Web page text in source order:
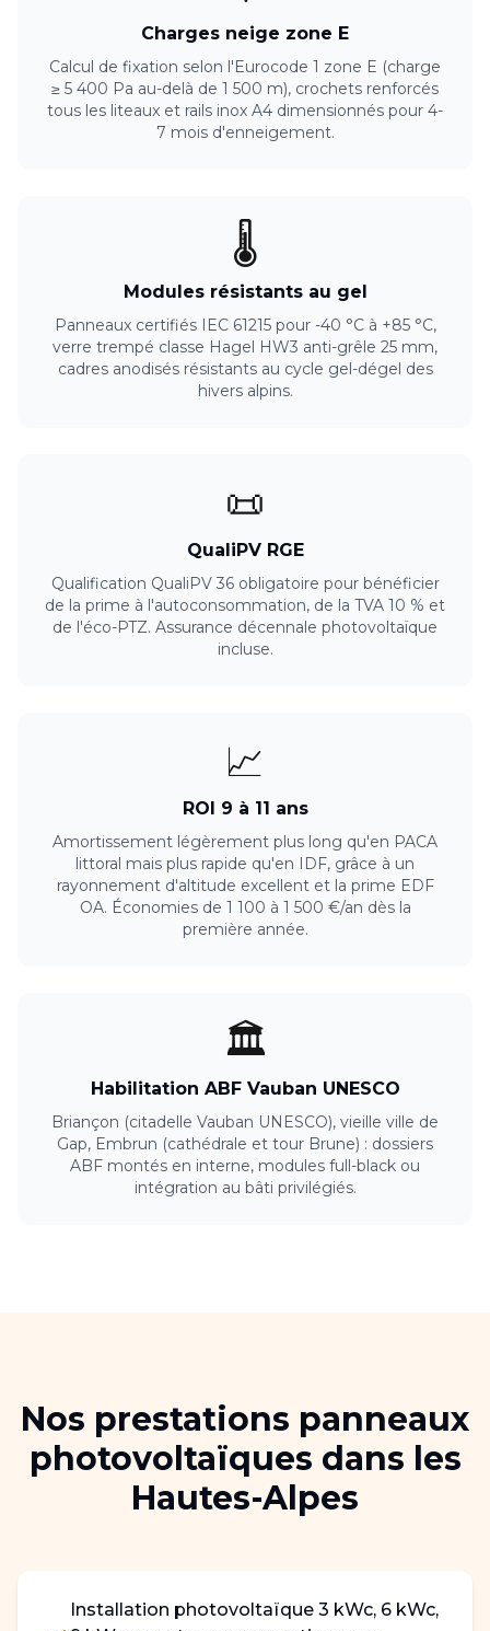
Charges neige zone E
Calcul de fixation selon l'Eurocode 1 zone E (charge
≥ 5 400 Pa au-delà de 1 500 m), crochets renforcés
tous les liteaux et rails inox A4 dimensionnés pour 4-
7 mois d'enneigement.
🌡️
Modules résistants au gel
Panneaux certifiés IEC 61215 pour -40 °C à +85 °C,
verre trempé classe Hagel HW3 anti-grêle 25 mm,
cadres anodisés résistants au cycle gel-dégel des
hivers alpins.
📜
QualiPV RGE
Qualification QualiPV 36 obligatoire pour bénéficier
de la prime à l'autoconsommation, de la TVA 10 % et
de l'éco-PTZ. Assurance décennale photovoltaïque
incluse.
📈
ROI 9 à 11 ans
Amortissement légèrement plus long qu'en PACA
littoral mais plus rapide qu'en IDF, grâce à un
rayonnement d'altitude excellent et la prime EDF
OA. Économies de 1 100 à 1 500 €/an dès la
première année.
🏛️
Habilitation ABF Vauban UNESCO
Briançon (citadelle Vauban UNESCO), vieille ville de
Gap, Embrun (cathédrale et tour Brune) : dossiers
ABF montés en interne, modules full-black ou
intégration au bâti privilégiés.
Nos prestations panneaux
photovoltaïques dans les
Hautes-Alpes
Installation photovoltaïque 3 kWc, 6 kWc,